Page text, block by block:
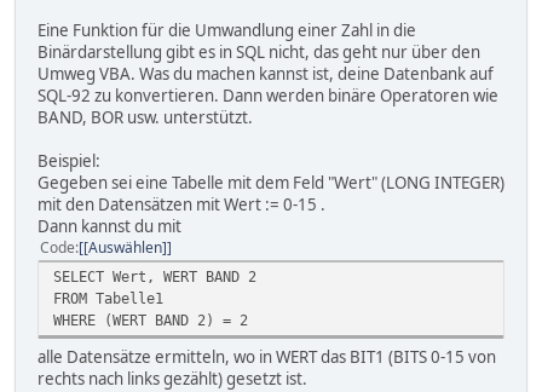
Eine Funktion für die Umwandlung einer Zahl in die
Binärdarstellung gibt es in SQL nicht, das geht nur über den
Umweg VBA. Was du machen kannst ist, deine Datenbank auf
SQL-92 zu konvertieren. Dann werden binäre Operatoren wie
BAND, BOR usw. unterstützt.
Beispiel:
Gegeben sei eine Tabelle mit dem Feld "Wert" (LONG INTEGER)
mit den Datensätzen mit Wert := 0-15 .
Dann kannst du mit
Code [Auswählen]
SELECT Wert, WERT BAND 2
FROM Tabelle1
WHERE (WERT BAND 2) = 2
alle Datensätze ermitteln, wo in WERT das BIT1 (BITS 0-15 von
rechts nach links gezählt) gesetzt ist.